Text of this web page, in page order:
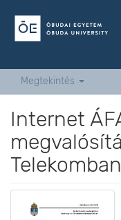
Megtekintés
Internet
Telekomban